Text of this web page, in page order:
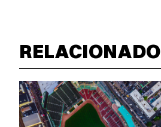
RELACIONADO